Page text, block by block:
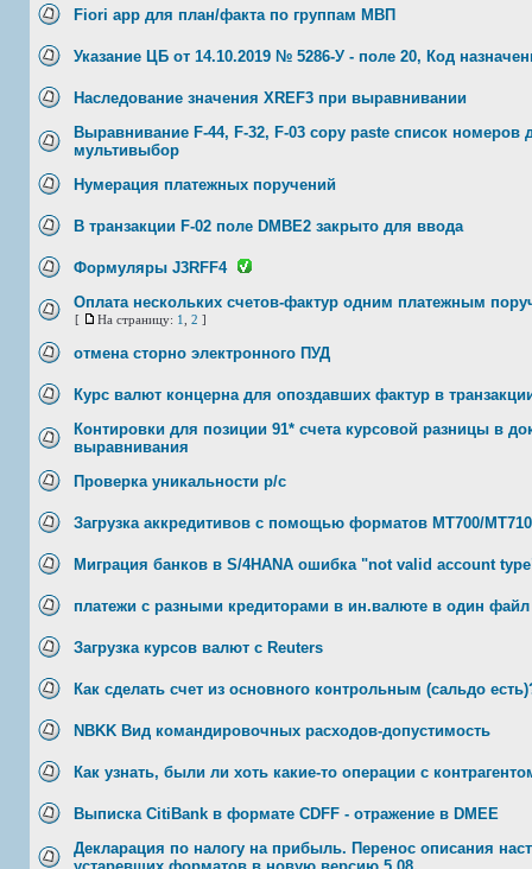
Fiori app для план/факта по группам МВП
Указание ЦБ от 14.10.2019 № 5286-У - поле 20, Код
Наследование значения XREF3 при выравнивании
Выравнивание F-44, F-32, F-03 copy pastе список номеров
мультивыбор
Нумерация платежных поручений
В транзакции F-02 поле DMBE2 закрыто для ввода
Формуляры J3RFF4
Оплата нескольких счетов-фактур одним платежным
[ На страницу: 1 2 ]
отмена сторно электронного ПУД
Курс валют концерна для опоздавших фактур в
Контировки для позиции 91* счета курсовой разницы в
выравнивания
Проверка уникальности р/с
Загрузка аккредитивов с помощью форматов MT700/MT710
Миграция банков в S/4HANA ошибка "not valid account
платежи с разными кредиторами в ин.валюте в один
Загрузка курсов валют с Reuters
Как сделать счет из основного контрольным (сальдо
NBKK Вид командировочных расходов-допустимость
Как узнать, были ли хоть какие-то операции с
Выписка CitiBank в формате CDFF - отражение в DMEE
Декларация по налогу на прибыль. Перенос описания